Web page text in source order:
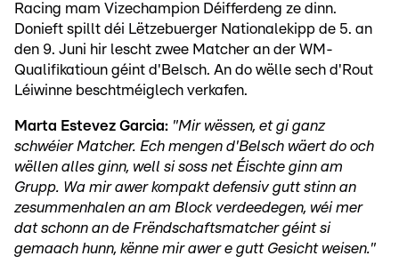
Racing mam Vizechampion Déifferdeng ze dinn.
Donieft spillt déi Lëtzebuerger Nationalekipp de 5. an
den 9. Juni hir lescht zwee Matcher an der WM-
Qualifikatioun géint d'Belsch. An do wëlle sech d'Rout
Léiwinne beschtméiglech verkafen.
Marta Estevez Garcia: "Mir wëssen, et gi ganz
schwéier Matcher. Ech mengen d'Belsch wäert do och
wëllen alles ginn, well si soss net Éischte ginn am
Grupp. Wa mir awer kompakt defensiv gutt stinn an
zesummenhalen an am Block verdeedegen, wéi mer
dat schonn an de Frëndschaftsmatcher géint si
gemaach hunn, kënne mir awer e gutt Gesicht weisen."